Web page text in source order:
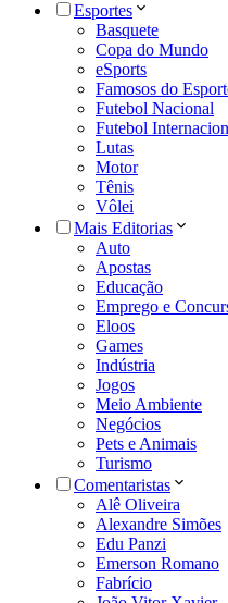
Esportes
Basquete
Copa do Mundo
eSports
Famosos do
Futebol Nacional
Futebol
Lutas
Motor
Tênis
Vôlei
Mais Editorias
Auto
Apostas
Educação
Emprego e
Eloos
Games
Indústria
Jogos
Meio Ambiente
Negócios
Pets e Animais
Turismo
Comentaristas
Alê Oliveira
Alexandre Simões
Edu Panzi
Emerson Romano
Fabrício